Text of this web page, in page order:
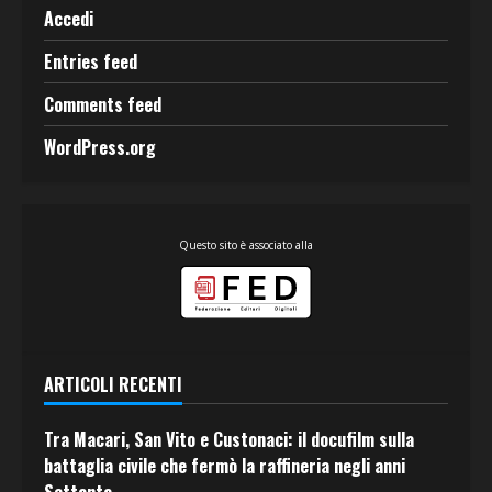
Accedi
Entries feed
Comments feed
WordPress.org
Questo sito è associato alla
ARTICOLI RECENTI
Tra Macari, San Vito e Custonaci: il docufilm sulla
battaglia civile che fermò la raffineria negli anni